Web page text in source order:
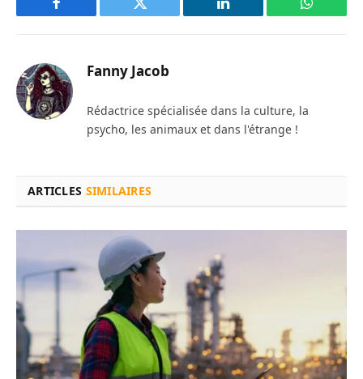
Facebook Twitter LinkedIn
Fanny Jacob
Rédactrice spécialisée dans la culture, la
psycho, les animaux et dans l'étrange !
ARTICLES SIMILAIRES